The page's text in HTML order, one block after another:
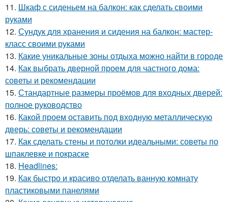
11. Шкаф с сиденьем на балкон: как сделать своими
руками
12. Сундук для хранения и сидения на балкон: мастер-
класс своими руками
13. Какие уникальные зоны отдыха можно найти в городе
14. Как выбрать дверной проем для частного дома:
советы и рекомендации
15. Стандартные размеры проёмов для входных дверей:
полное руководство
16. Какой проем оставить под входную металлическую
дверь: советы и рекомендации
17. Как сделать стены и потолки идеальными: советы по
шпаклевке и покраске
18. Headlines:
19. Как быстро и красиво отделать ванную комнату
пластиковыми панелями